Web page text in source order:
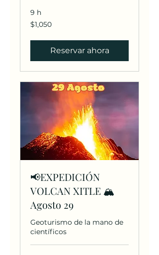
9 h
1,050
pesos
$1,050
Reservar ahora
📢EXPEDICIÓN
VOLCAN XITLE 🏔
Agosto 29
Geoturismo de la mano de
científicos